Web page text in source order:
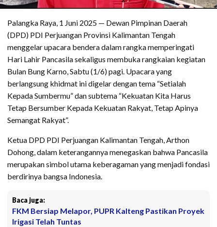
Palangka Raya, 1 Juni 2025 — Dewan Pimpinan Daerah
(DPD) PDI Perjuangan Provinsi Kalimantan Tengah
menggelar upacara bendera dalam rangka memperingati
Hari Lahir Pancasila sekaligus membuka rangkaian kegiatan
Bulan Bung Karno, Sabtu (1/6) pagi. Upacara yang
berlangsung khidmat ini digelar dengan tema “Setialah
Kepada Sumbermu” dan subtema “Kekuatan Kita Harus
Tetap Bersumber Kepada Kekuatan Rakyat, Tetap Apinya
Semangat Rakyat”.
Ketua DPD PDI Perjuangan Kalimantan Tengah, Arthon
Dohong, dalam keterangannya menegaskan bahwa Pancasila
merupakan simbol utama keberagaman yang menjadi fondasi
berdirinya bangsa Indonesia.
Baca juga:
FKM Bersiap Melapor, PUPR Kalteng Pastikan Proyek
Irigasi Telah Tuntas